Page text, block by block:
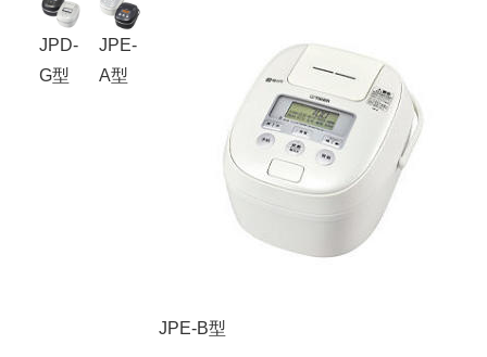
JPD-
G型
JPE-
A型
JPE-B型